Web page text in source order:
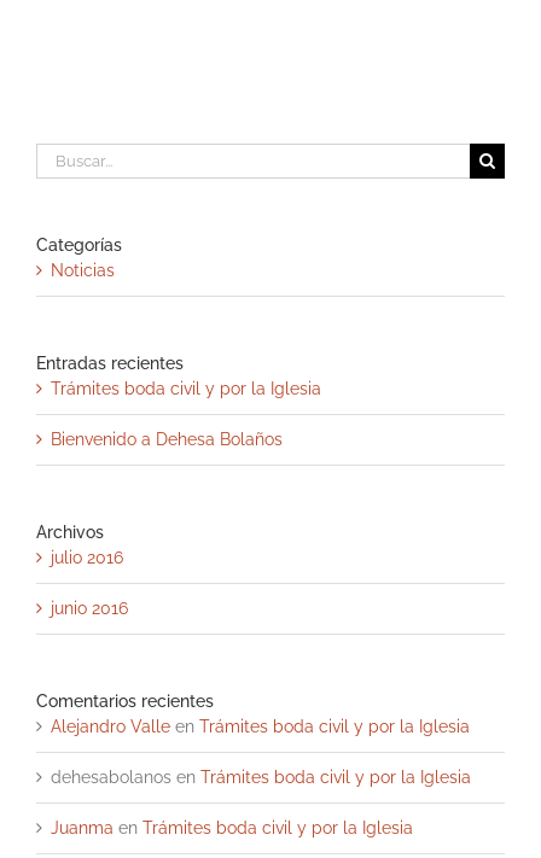
Buscar:
Categorías
Noticias
Entradas recientes
Trámites boda civil y por la Iglesia
Bienvenido a Dehesa Bolaños
Archivos
julio 2016
junio 2016
Comentarios recientes
Alejandro Valle en Trámites boda civil y por la Iglesia
dehesabolanos en Trámites boda civil y por la Iglesia
Juanma en Trámites boda civil y por la Iglesia